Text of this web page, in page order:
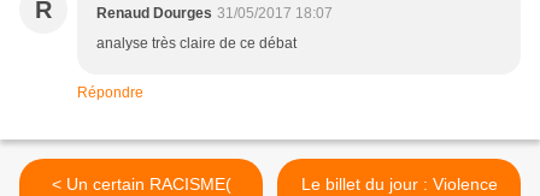
R Renaud Dourges 31/05/2017 18:07
analyse très claire de ce débat
Répondre
< Un certain RACISME(
Le billet du jour : Violence